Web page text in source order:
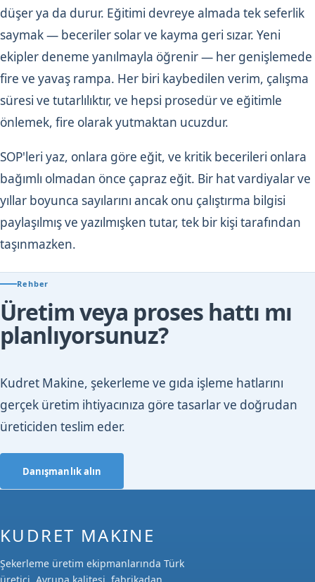
düşer ya da durur. Eğitimi devreye almada tek seferlik
saymak — beceriler solar ve kayma geri sızar. Yeni
ekipler deneme yanılmayla öğrenir — her genişlemede
fire ve yavaş rampa. Her biri kaybedilen verim, çalışma
süresi ve tutarlılıktır, ve hepsi prosedür ve eğitimle
önlemek, fire olarak yutmaktan ucuzdur.
SOP'leri yaz, onlara göre eğit, ve kritik becerileri onlara
bağımlı olmadan önce çapraz eğit. Bir hat vardiyalar ve
yıllar boyunca sayılarını ancak onu çalıştırma bilgisi
paylaşılmış ve yazılmışken tutar, tek bir kişi tarafından
taşınmazken.
Rehber
Üretim veya proses hattı mı
planlıyorsunuz?
Kudret Makine, şekerleme ve gıda işleme hatlarını
gerçek üretim ihtiyacınıza göre tasarlar ve doğrudan
üreticiden teslim eder.
Danışmanlık alın
KUDRET MAKINE
Şekerleme üretim ekipmanlarında Türk